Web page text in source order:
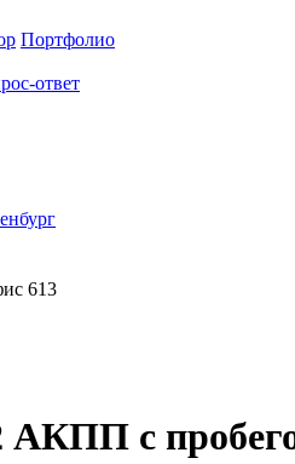
Портфолио
ответ
613
АКПП с